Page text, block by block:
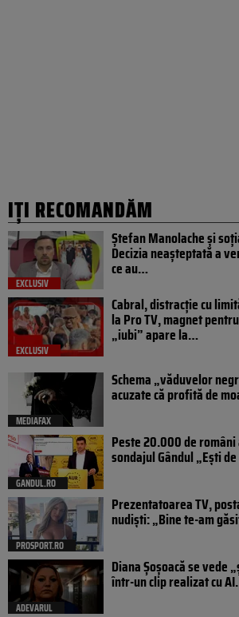
IȚI RECOMANDĂM
EXCLUSIV
Ștefan Manolache și
Decizia neașteptată a
ce au…
EXCLUSIV
Cabral, distracție cu
la Pro TV, magnet
„iubi” apare la…
MEDIAFAX
Schema „văduvelor
acuzate că profită de
GANDUL.RO
Peste 20.000 de
sondajul Gândul „Ești
PROSPORT.RO
Prezentatoarea TV,
nudiști: „Bine te-am
ADEVARUL
Diana Șoșoacă se vede
într-un clip realizat cu